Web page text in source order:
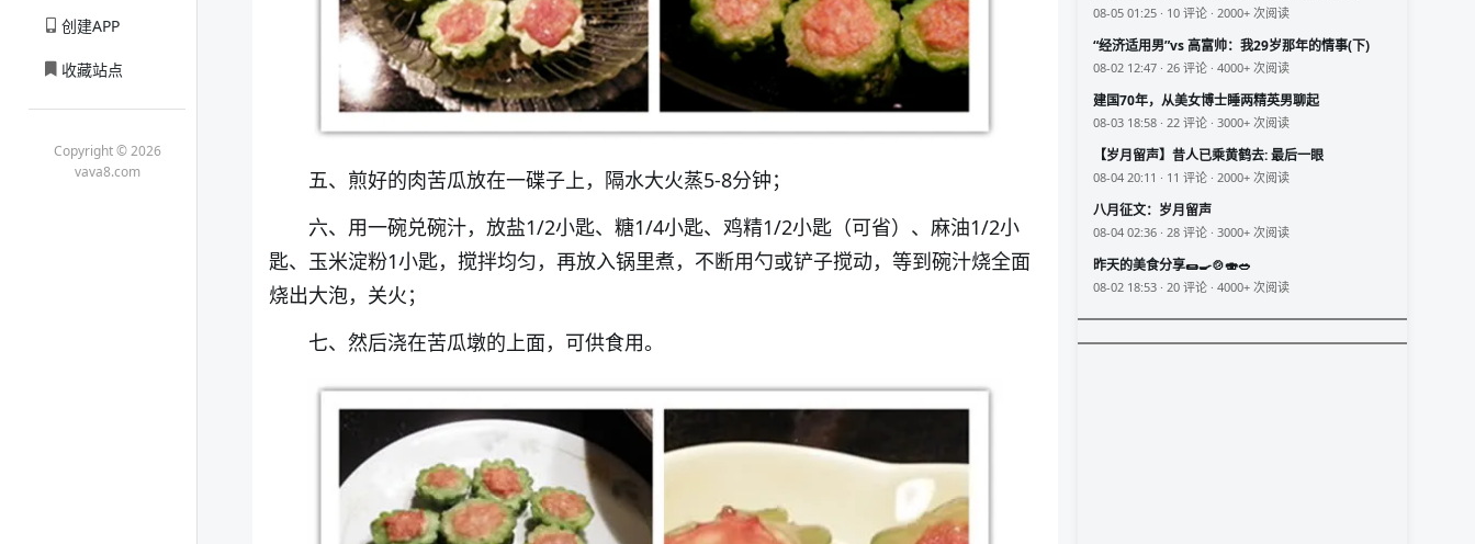
创建APP
收藏站点
Copyright © 2026
vava8.com
五、煎好的肉苦瓜放在一碟子上，隔水大火蒸5-8分钟；
六、用一碗兑碗汁，放盐1/2小匙、糖1/4小匙、鸡精1/2小匙（可省）、麻油1/2小
匙、玉米淀粉1小匙，搅拌均匀，再放入锅里煮，不断用勺或铲子搅动，等到碗汁烧全面
烧出大泡，关火；
七、然后浇在苦瓜墩的上面，可供食用。
08-05 01:25 · 10 评论 · 2000+ 次阅读
“经济适用男”vs 高富帅：我29岁那年的情事(下)
08-02 12:47 · 26 评论 · 4000+ 次阅读
建国70年，从美女博士睡两精英男聊起
08-03 18:58 · 22 评论 · 3000+ 次阅读
【岁月留声】昔人已乘黄鹤去: 最后一眼
08-04 20:11 · 11 评论 · 2000+ 次阅读
八月征文：岁月留声
08-04 02:36 · 28 评论 · 3000+ 次阅读
昨天的美食分享🌯🍳🍲🍣🥗
08-02 18:53 · 20 评论 · 4000+ 次阅读